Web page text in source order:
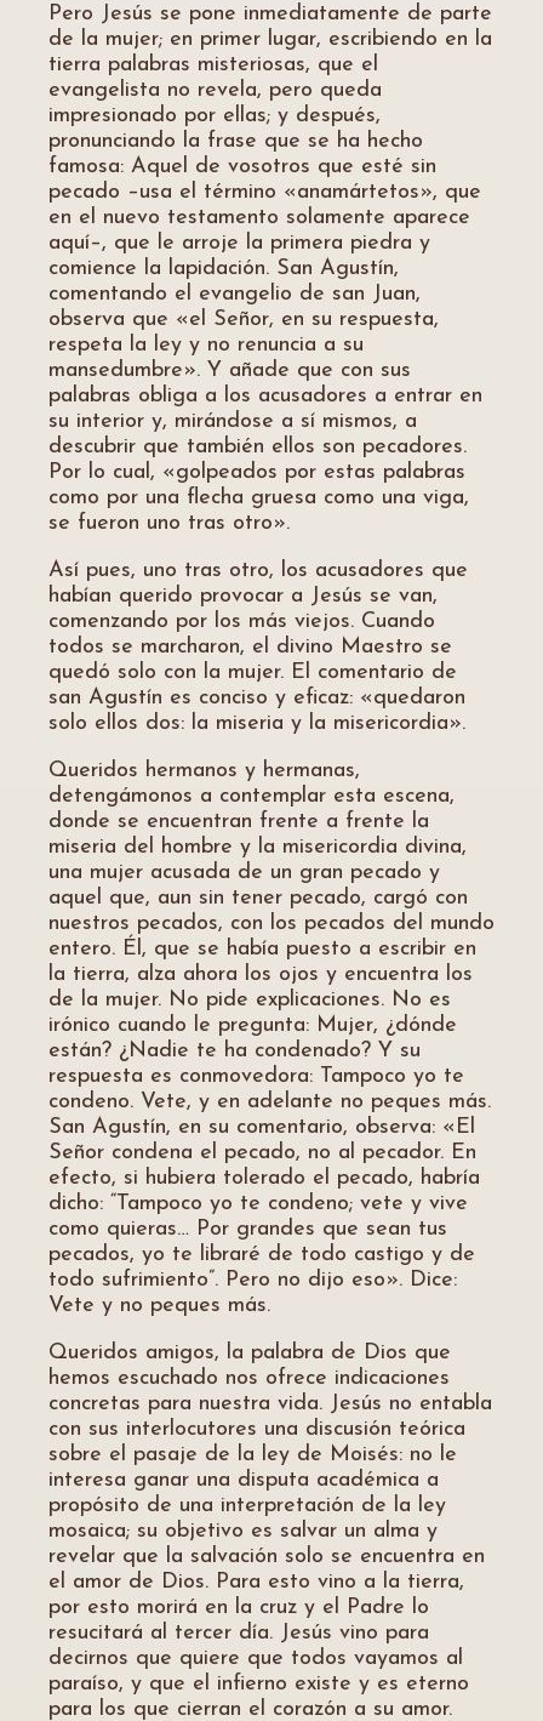
Pero Jesús se pone inmediatamente de parte
de la mujer; en primer lugar, escribiendo en la
tierra palabras misteriosas, que el
evangelista no revela, pero queda
impresionado por ellas; y después,
pronunciando la frase que se ha hecho
famosa: Aquel de vosotros que esté sin
pecado –usa el término «anamártetos», que
en el nuevo testamento solamente aparece
aquí–, que le arroje la primera piedra y
comience la lapidación. San Agustín,
comentando el evangelio de san Juan,
observa que «el Señor, en su respuesta,
respeta la ley y no renuncia a su
mansedumbre». Y añade que con sus
palabras obliga a los acusadores a entrar en
su interior y, mirándose a sí mismos, a
descubrir que también ellos son pecadores.
Por lo cual, «golpeados por estas palabras
como por una flecha gruesa como una viga,
se fueron uno tras otro».
Así pues, uno tras otro, los acusadores que
habían querido provocar a Jesús se van,
comenzando por los más viejos. Cuando
todos se marcharon, el divino Maestro se
quedó solo con la mujer. El comentario de
san Agustín es conciso y eficaz: «quedaron
solo ellos dos: la miseria y la misericordia».
Queridos hermanos y hermanas,
detengámonos a contemplar esta escena,
donde se encuentran frente a frente la
miseria del hombre y la misericordia divina,
una mujer acusada de un gran pecado y
aquel que, aun sin tener pecado, cargó con
nuestros pecados, con los pecados del mundo
entero. Él, que se había puesto a escribir en
la tierra, alza ahora los ojos y encuentra los
de la mujer. No pide explicaciones. No es
irónico cuando le pregunta: Mujer, ¿dónde
están? ¿Nadie te ha condenado? Y su
respuesta es conmovedora: Tampoco yo te
condeno. Vete, y en adelante no peques más.
San Agustín, en su comentario, observa: «El
Señor condena el pecado, no al pecador. En
efecto, si hubiera tolerado el pecado, habría
dicho: “Tampoco yo te condeno; vete y vive
como quieras… Por grandes que sean tus
pecados, yo te libraré de todo castigo y de
todo sufrimiento”. Pero no dijo eso». Dice:
Vete y no peques más.
Queridos amigos, la palabra de Dios que
hemos escuchado nos ofrece indicaciones
concretas para nuestra vida. Jesús no entabla
con sus interlocutores una discusión teórica
sobre el pasaje de la ley de Moisés: no le
interesa ganar una disputa académica a
propósito de una interpretación de la ley
mosaica; su objetivo es salvar un alma y
revelar que la salvación solo se encuentra en
el amor de Dios. Para esto vino a la tierra,
por esto morirá en la cruz y el Padre lo
resucitará al tercer día. Jesús vino para
decirnos que quiere que todos vayamos al
paraíso, y que el infierno existe y es eterno
para los que cierran el corazón a su amor.